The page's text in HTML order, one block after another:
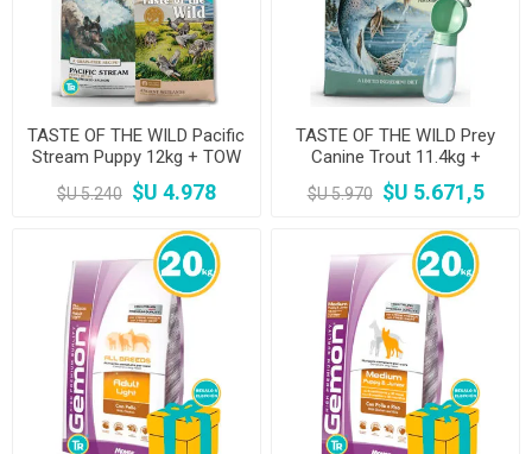
TASTE OF THE WILD Pacific
Stream Puppy 12kg + TOW
Ancient Wetlands 2kg
$U 5.240 $U 4.978
TASTE OF THE WILD Prey
Canine Trout 11.4kg +
Botella para paseo
$U 5.970 $U 5.671,5